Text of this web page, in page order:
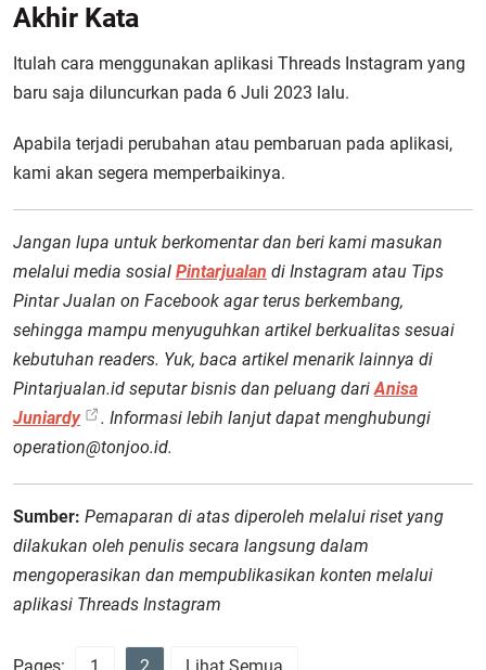
Akhir Kata
Itulah cara menggunakan aplikasi Threads Instagram yang
baru saja diluncurkan pada 6 Juli 2023 lalu.
Apabila terjadi perubahan atau pembaruan pada aplikasi,
kami akan segera memperbaikinya.
Jangan lupa untuk berkomentar dan beri kami masukan
melalui media sosial Pintarjualan di Instagram atau Tips
Pintar Jualan on Facebook agar terus berkembang,
sehingga mampu menyuguhkan artikel berkualitas sesuai
kebutuhan readers. Yuk, baca artikel menarik lainnya di
Pintarjualan.id seputar bisnis dan peluang dari Anisa
Juniardy
. Informasi lebih lanjut dapat menghubungi
operation@tonjoo.id.
Sumber: Pemaparan di atas diperoleh melalui riset yang
dilakukan oleh penulis secara langsung dalam
mengoperasikan dan mempublikasikan konten melalui
aplikasi Threads Instagram